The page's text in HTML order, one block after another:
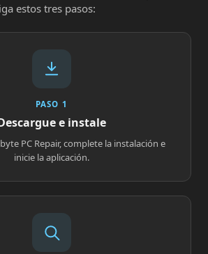
estos tres pasos:
PASO 1
e instale
PC Repair, complete la instalación e
inicie la aplicación.